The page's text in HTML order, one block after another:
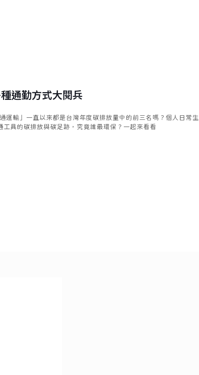
通勤方式大閱兵
運輸」一直以來都是台灣年度碳排放量中的前三名嗎？個人日
具的碳排放與碳足跡，究竟誰最環保？一起來看看